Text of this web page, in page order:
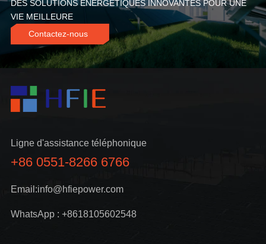
DES SOLUTIONS ÉNERGÉTIQUES INNOVANTES POUR UNE
VIE MEILLEURE
Contactez-nous
Ligne d'assistance téléphonique
+86 0551-8266 6766
Email:info@hfiepower.com
WhatsApp : +8618105602548